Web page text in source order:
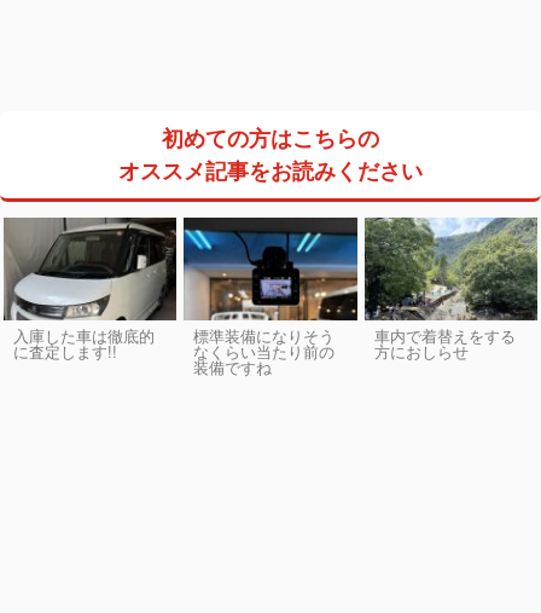
初めての方はこちらの
オススメ記事をお読みください
入庫した車は徹底的
に査定します!!
標準装備になりそう
なくらい当たり前の
装備ですね
車内で着替えをする
方におしらせ